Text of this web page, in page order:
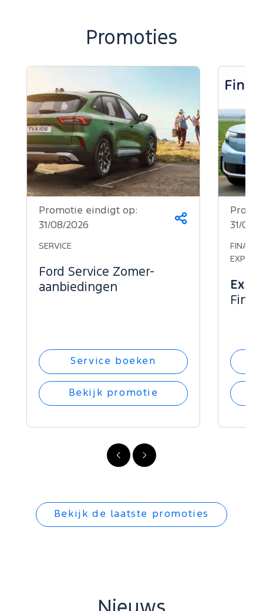
Promoties
Volgende
Vorige
Deel
Promotie eindigt op:
31/08/2026
SERVICE
Ford Service Zomer-
aanbiedingen
Service boeken
Bekijk promotie
31/08/
Bekijk de laatste promoties